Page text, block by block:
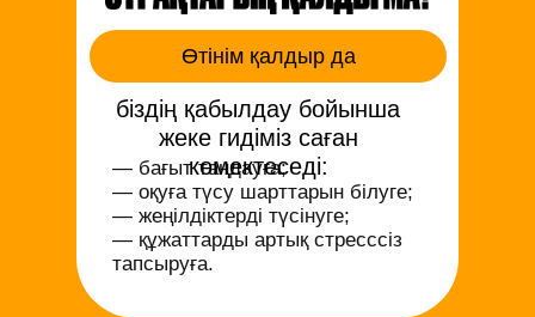
— бағыт таңдауға;
— оқуға түсу шарттарын білуге;
— жеңілдіктерді түсінуге;
— құжаттарды артық стресссіз
тапсыруға.
біздің қабылдау бойынша
жеке гидіміз саған
көмектеседі:
Өтінім қалдыр да